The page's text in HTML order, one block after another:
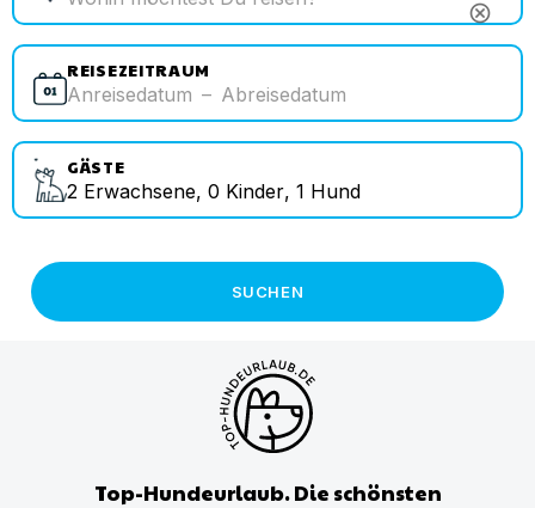
cancel
REISEZEITRAUM
Anreisedatum – Abreisedatum
GÄSTE
2 Erwachsene, 0 Kinder, 1 Hund
SUCHEN
Top-Hundeurlaub. Die schönsten